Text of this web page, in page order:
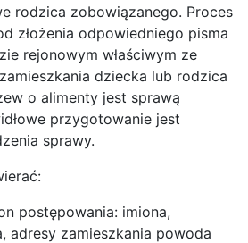
rodzica zobowiązanego. Proces
złożenia odpowiedniego pisma
rejonowym właściwym ze
dziecka lub rodzica
o alimenty jest sprawą
przygotowanie jest
sprawy.
postępowania: imiona,
adresy zamieszkania powoda